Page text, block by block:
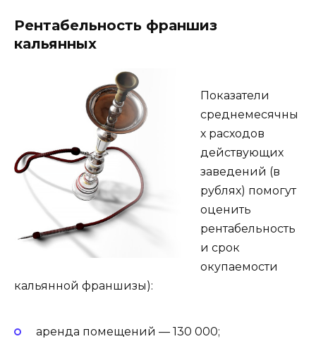
Рентабельность франшиз
кальянных
Показатели
среднемесячны
х расходов
действующих
заведений (в
рублях) помогут
оценить
рентабельность
и срок
окупаемости
кальянной франшизы):
аренда помещений — 130 000;